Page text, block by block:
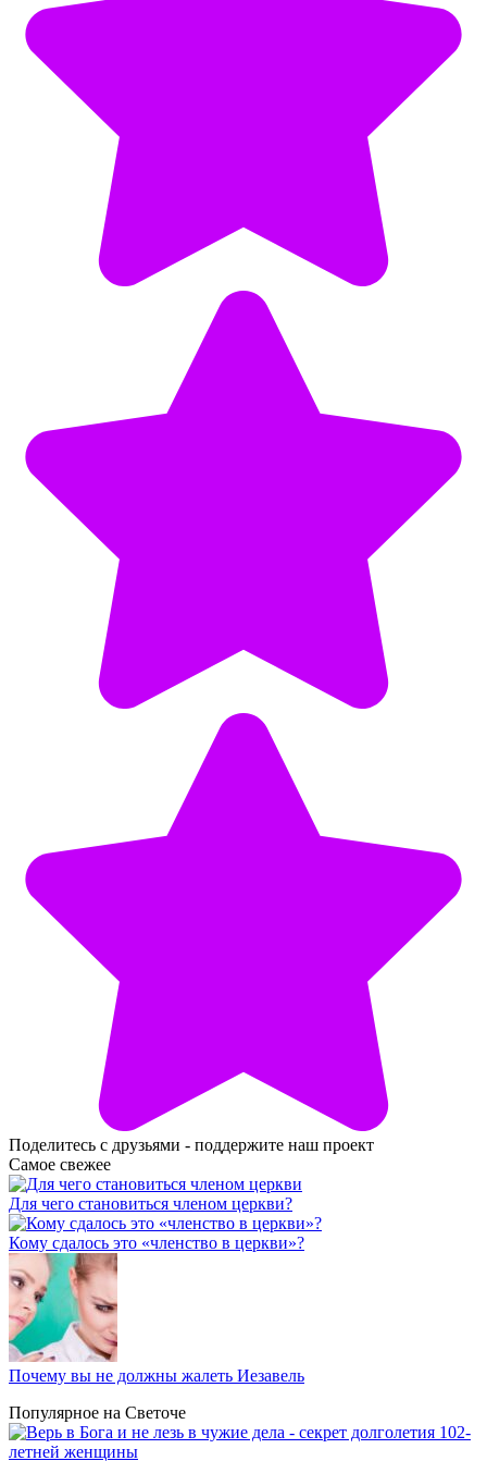
Поделитесь с друзьями - поддержите наш проект
Самое свежее
Для чего становиться членом церкви?
Кому сдалось это «членство в церкви»?
Почему вы не должны жалеть Иезавель
Популярное на Светоче